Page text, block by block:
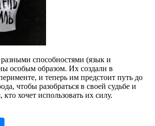
способностями (язык и
особым образом. Их создали в
и теперь им предстоит путь до
чтобы разобраться в своей судьбе и
кто хочет использовать их силу.